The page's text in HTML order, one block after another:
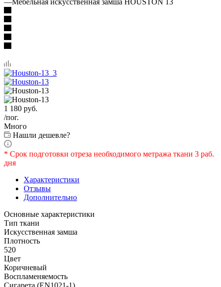
1 180 руб.
/пог.
Много
Нашли дешевле?
* Срок подготовки отреза необходимого метража ткани 3 раб.
дня
Характеристики
Отзывы
Дополнительно
Основные характеристики
Тип ткани
Искусственная замша
Плотность
520
Цвет
Коричневый
Воспламеняемость
Сигарета (EN1021-1)